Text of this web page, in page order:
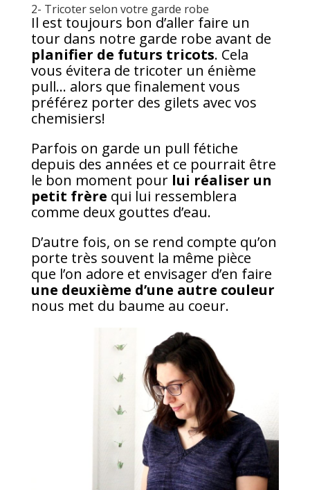
2- Tricoter selon votre garde robe
Il est toujours bon d’aller faire un
tour dans notre garde robe avant de
planifier de futurs tricots. Cela
vous évitera de tricoter un énième
pull… alors que finalement vous
préférez porter des gilets avec vos
chemisiers!
Parfois on garde un pull fétiche
depuis des années et ce pourrait être
le bon moment pour lui réaliser un
petit frère qui lui ressemblera
comme deux gouttes d’eau.
D’autre fois, on se rend compte qu’on
porte très souvent la même pièce
que l’on adore et envisager d’en faire
une deuxième d’une autre couleur
nous met du baume au coeur.